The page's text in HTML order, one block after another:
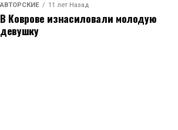
АВТОРСКИЕ 11 лет Назад
В Коврове изнасиловали молодую
девушку